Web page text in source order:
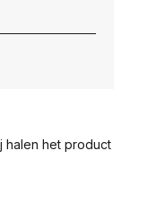
halen het product